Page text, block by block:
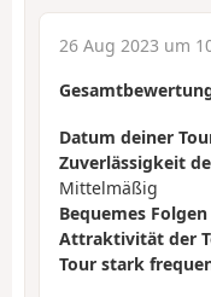
26 Aug 2023 um
Datum deiner
Zuverlässigkeit
Mittelmäßig
Bequemes
Attraktivität der
Tour stark